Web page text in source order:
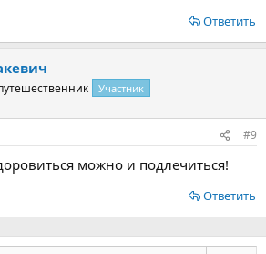
Ответить
Участник
#9
можно и подлечиться!
Ответить